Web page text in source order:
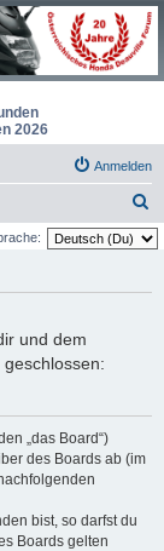
2026
Anmelden
u
und dem
„das Board“)
des Boards ab (im
bist, so darfst du
Boards gelten